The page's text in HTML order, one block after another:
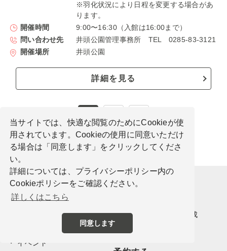
当サイトでは、快適な閲覧のためにCookieが使
用されています。Cookieの使用に同意いただけ
る場合は「同意します」をクリックしてくださ
い。
詳細については、プライバシーポリシー内の
Cookieポリシーをご確認ください。
詳しくはこちら
同意します
※羽化状況により日程を変更する場合があ
ります。
開催時間
9:00〜16:30（入館は16:00まで）
問い合わせ先
井頭公園管理事務所 TEL 0285-83-3121
開催場所
井頭公園
詳細を見る
調べる
最新情報
とちぎガイド
イベント
計画する
オリジナルコース作成